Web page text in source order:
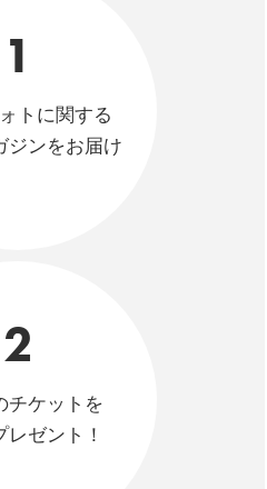
1
トに関する
ジンをお届け
2
チケットを
レゼント！